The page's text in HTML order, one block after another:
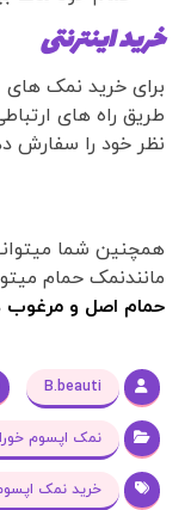
خرید اینترنتی
برای خرید نمک های
طریق راه های
نظر خود را سفارش
همچنین شما
مانندنمک حمام
حمام اصل و مرغوب
B.beauti
نمک اپسوم
خرید نمک